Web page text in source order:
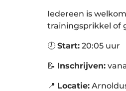
Iedereen is
trainingsprikkel of
🕗 Start: 20:05 uur
📝 Inschrijven:
📍 Locatie: